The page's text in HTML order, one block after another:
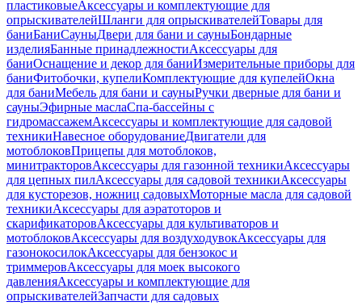
пластиковыеАксессуары и комплектующие для
опрыскивателейШланги для опрыскивателейТовары для
баниБаниСауныДвери для бани и сауныБондарные
изделияБанные принадлежностиАксессуары для
баниОснащение и декор для баниИзмерительные приборы для
баниФитобочки, купелиКомплектующие для купелейОкна
для баниМебель для бани и сауныРучки дверные для бани и
сауныЭфирные маслаСпа-бассейны с
гидромассажемАксессуары и комплектующие для садовой
техникиНавесное оборудованиеДвигатели для
мотоблоковПрицепы для мотоблоков,
минитракторовАксессуары для газонной техникиАксессуары
для цепных пилАксессуары для садовой техникиАксессуары
для кусторезов, ножниц садовыхМоторные масла для садовой
техникиАксессуары для аэратоторов и
скарификаторовАксессуары для культиваторов и
мотоблоковАксессуары для воздуходувокАксессуары для
газонокосилокАксессуары для бензокос и
триммеровАксессуары для моек высокого
давленияАксессуары и комплектующие для
опрыскивателейЗапчасти для садовых